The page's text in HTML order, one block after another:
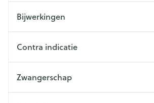
Bijwerkingen
Contra indicatie
Zwangerschap